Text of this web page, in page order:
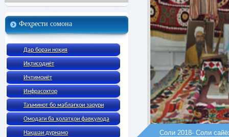
Феҳрести сомона
Дар бораи ноҳия
Иқтисодиёт
Ичтимоиёт
Инфрасохтор
Таъминот бо маблағҳои зарури
Омодаги ба ҳолатҳои фавқулода
Нақшаи дурнамо
Соли 2018- Соли